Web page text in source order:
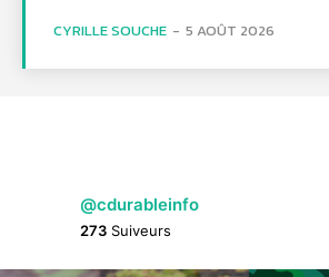
CYRILLE SOUCHE - 5 AOÛT 2026
@cdurableinfo
273 Suiveurs